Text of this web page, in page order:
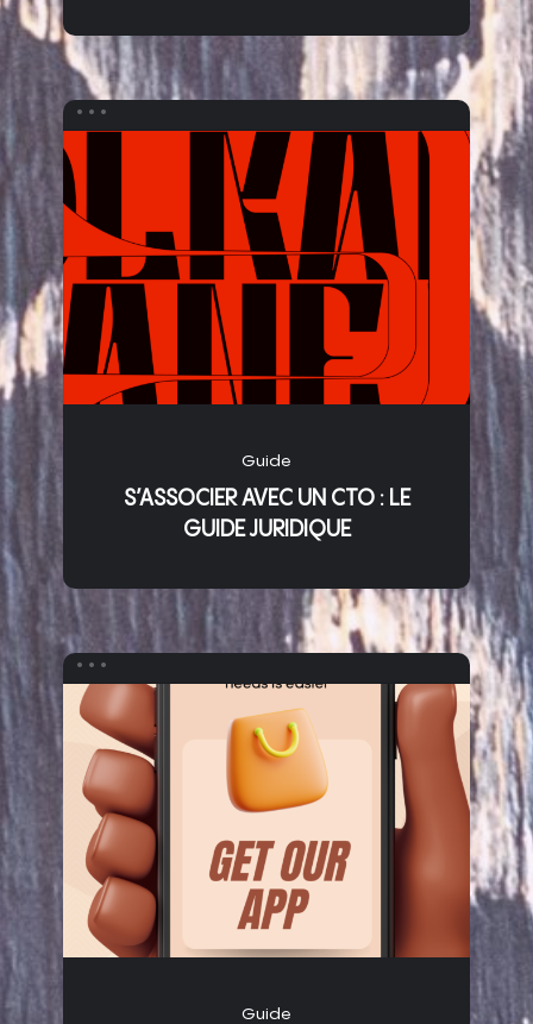
Guide
S’ASSOCIER AVEC UN CTO : LE
GUIDE JURIDIQUE
Guide